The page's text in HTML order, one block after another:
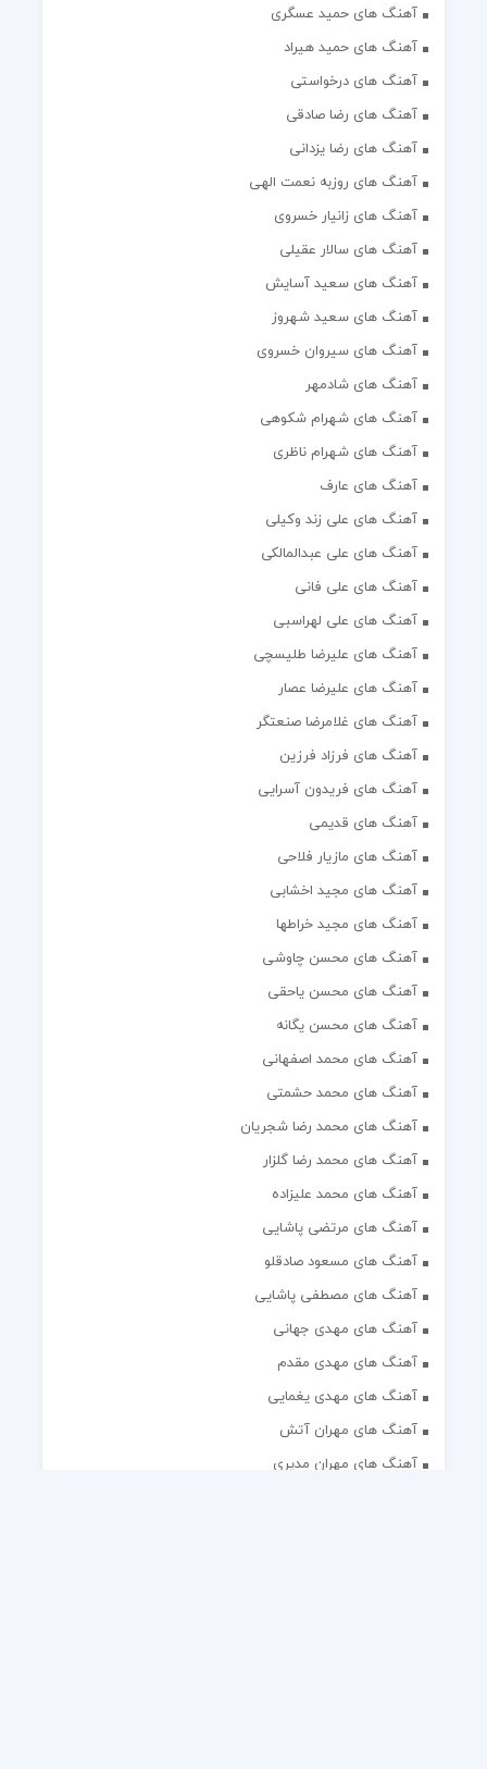
آهنگ های حمید عسگری
آهنگ های حمید هیراد
آهنگ های درخواستی
آهنگ های رضا صادقی
آهنگ های رضا یزدانی
آهنگ های روزبه نعمت الهی
آهنگ های زانیار خسروی
آهنگ های سالار عقیلی
آهنگ های سعید آسایش
آهنگ های سعید شهروز
آهنگ های سیروان خسروی
آهنگ های شادمهر
آهنگ های شهرام شکوهی
آهنگ های شهرام ناظری
آهنگ های عارف
آهنگ های علی زند وکیلی
آهنگ های علی عبدالمالکی
آهنگ های علی فانی
آهنگ های علی لهراسبی
آهنگ های علیرضا طلیسچی
آهنگ های علیرضا عصار
آهنگ های غلامرضا صنعتگر
آهنگ های فرزاد فرزین
آهنگ های فریدون آسرایی
آهنگ های قدیمی
آهنگ های مازیار فلاحی
آهنگ های مجید اخشابی
آهنگ های مجید خراطها
آهنگ های محسن چاوشی
آهنگ های محسن یاحقی
آهنگ های محسن یگانه
آهنگ های محمد اصفهانی
آهنگ های محمد حشمتی
آهنگ های محمد رضا شجریان
آهنگ های محمد رضا گلزار
آهنگ های محمد علیزاده
آهنگ های مرتضی پاشایی
آهنگ های مسعود صادقلو
آهنگ های مصطفی پاشایی
آهنگ های مهدی جهانی
آهنگ های مهدی مقدم
آهنگ های مهدی یغمایی
آهنگ های مهران آتش
آهنگ های مهران مدیری